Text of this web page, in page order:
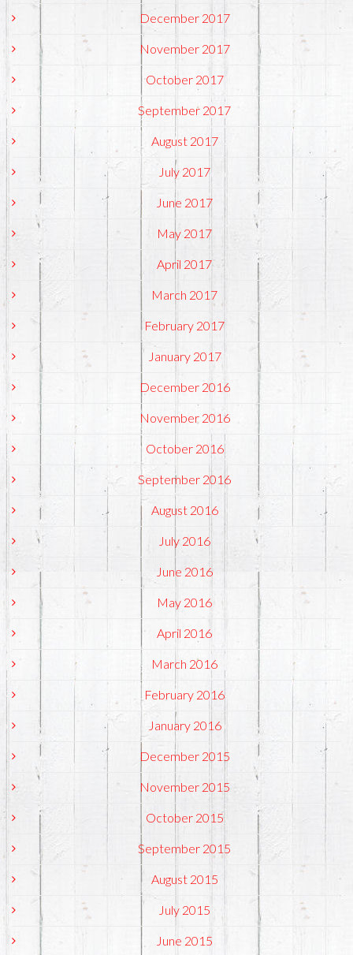
December 2017
November 2017
October 2017
September 2017
August 2017
July 2017
June 2017
May 2017
April 2017
March 2017
February 2017
January 2017
December 2016
November 2016
October 2016
September 2016
August 2016
July 2016
June 2016
May 2016
April 2016
March 2016
February 2016
January 2016
December 2015
November 2015
October 2015
September 2015
August 2015
July 2015
June 2015